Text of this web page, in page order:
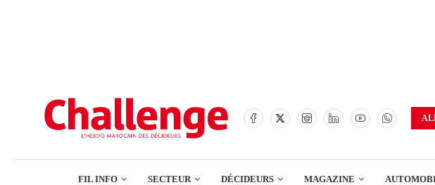
COMMERCE
FIL INFO SECTEUR DÉCIDEURS MAGAZINE